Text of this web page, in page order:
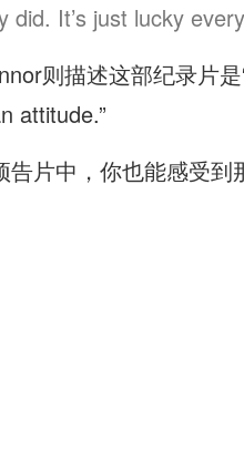
did. It’s just lucky
则描述这部纪录片
attitude.”
片中，你也能感受到